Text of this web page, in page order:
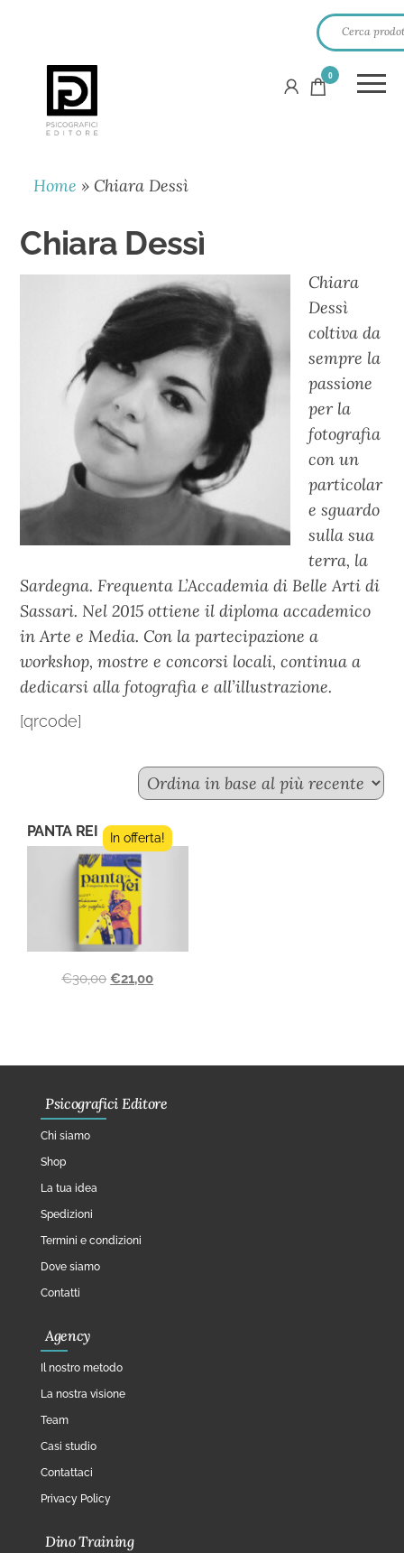
PSICOGRAFICI
EDITORE
0
Home » Chiara Dessì
Chiara Dessì
Chiara
Dessì
coltiva da
sempre la
passione
per la
fotografia
con un
particolar
e sguardo
sulla sua
terra, la
Sardegna. Frequenta L’Accademia di Belle Arti di
Sassari. Nel 2015 ottiene il diploma accademico
in Arte e Media. Con la partecipazione a
workshop, mostre e concorsi locali, continua a
dedicarsi alla fotografia e all’illustrazione.
[qrcode]
PANTA REI In offerta!
€30,00 €21,00
Psicografici Editore
Chi siamo
Shop
La tua idea
Spedizioni
Termini e condizioni
Dove siamo
Contatti
Agency
Il nostro metodo
La nostra visione
Team
Casi studio
Contattaci
Privacy Policy
Dino Training